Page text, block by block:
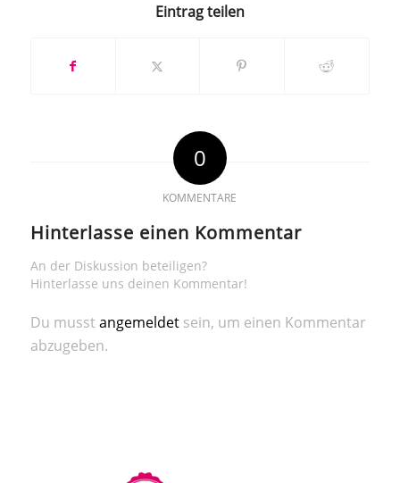
Eintrag teilen
0
KOMMENTARE
Hinterlasse einen Kommentar
An der Diskussion beteiligen?
Hinterlasse uns deinen Kommentar!
Du musst angemeldetsein, um einen Kommentar
abzugeben.